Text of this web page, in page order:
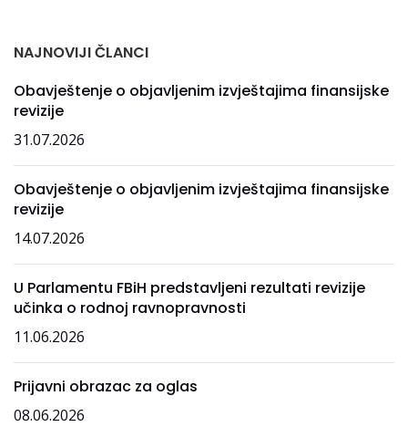
NAJNOVIJI ČLANCI
Obavještenje o objavljenim izvještajima finansijske
revizije
31.07.2026
Obavještenje o objavljenim izvještajima finansijske
revizije
14.07.2026
U Parlamentu FBiH predstavljeni rezultati revizije
učinka o rodnoj ravnopravnosti
11.06.2026
Prijavni obrazac za oglas
08.06.2026